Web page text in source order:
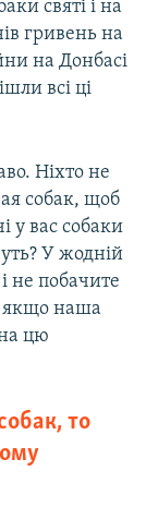
святі і на
гривень на
на Донбасі
всі ці
Ніхто не
собак, щоб
у вас собаки
У жодній
не побачите
якщо наша
цю
то